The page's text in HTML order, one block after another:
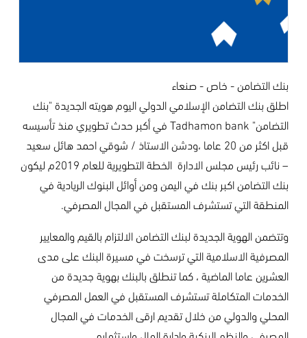
بنك التضامن - خاص - صنعاء
اطلق بنك التضامن الإسلامي الدولي اليوم هويته الجديدة "بنك
التضامن" Tadhamon bank في أكبر حدث تطويري منذ تأسيسه
قبل اكثر من 20 عاما ،ودشن الاستاذ / شوقي احمد هائل سعيد
– نائب رئيس مجلس الادارة الخطة التطويرية للعام 2019م ليكون
بنك التضامن اكبر بنك في اليمن ومن أوائل البنوك الريادية في
المنطقة التي تستشرف المستقبل في المجال المصرفي.
وتتضمن الهوية الجديدة لبنك التضامن الالتزام بالقيم والمعايير
المصرفية الاسلامية التي ترسخت في مسيرة البنك على مدى
العشرين عاما الماضية ، كما تنطلق بالبنك بهوية جديدة من
الخدمات المتكاملة تستشرف المستقبل في العمل المصرفي
المحلي والدولي من خلال تقديم ارقى الخدمات في المجال